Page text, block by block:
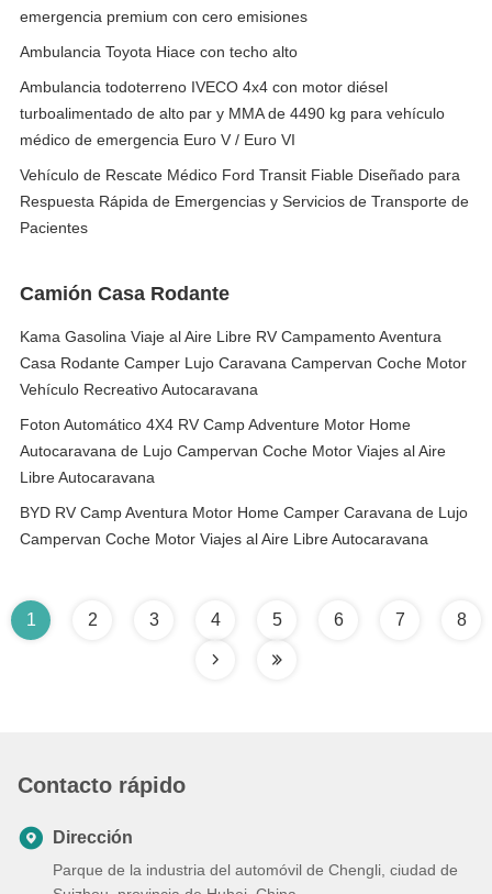
emergencia premium con cero emisiones
Ambulancia Toyota Hiace con techo alto
Ambulancia todoterreno IVECO 4x4 con motor diésel
turboalimentado de alto par y MMA de 4490 kg para vehículo
médico de emergencia Euro V / Euro VI
Vehículo de Rescate Médico Ford Transit Fiable Diseñado para
Respuesta Rápida de Emergencias y Servicios de Transporte de
Pacientes
Camión Casa Rodante
Kama Gasolina Viaje al Aire Libre RV Campamento Aventura
Casa Rodante Camper Lujo Caravana Campervan Coche Motor
Vehículo Recreativo Autocaravana
Foton Automático 4X4 RV Camp Adventure Motor Home
Autocaravana de Lujo Campervan Coche Motor Viajes al Aire
Libre Autocaravana
BYD RV Camp Aventura Motor Home Camper Caravana de Lujo
Campervan Coche Motor Viajes al Aire Libre Autocaravana
1 2 3 4 5 6 7 8
Contacto rápido
Dirección
Parque de la industria del automóvil de Chengli, ciudad de